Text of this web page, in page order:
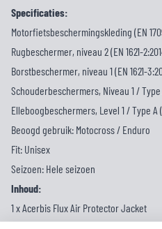
Specificaties:
Motorfietsbeschermingskleding (EN
Rugbeschermer, niveau 2 (EN 1621-
Borstbeschermer, niveau 1 (EN 1621-
Schouderbeschermers, Niveau 1 / Type
Elleboogbeschermers, Level 1 / Type A
Beoogd gebruik: Motocross / Enduro
Fit: Unisex
Seizoen: Hele seizoen
Inhoud:
1 x Acerbis Flux Air Protector Jacket